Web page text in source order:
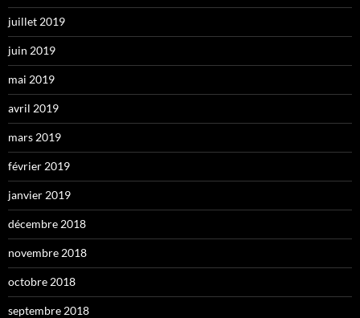
juillet 2019
juin 2019
mai 2019
avril 2019
mars 2019
février 2019
janvier 2019
décembre 2018
novembre 2018
octobre 2018
septembre 2018